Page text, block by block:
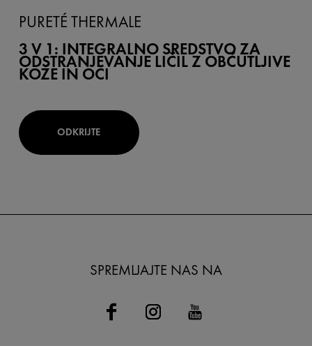
PURETÉ THERMALE
3 V 1: INTEGRALNO SREDSTVO ZA
ODSTRANJEVANJE LIČIL Z OBČUTLJIVE
KOŽE IN OČI
ODKRIJTE
SPREMLJAJTE NAS NA